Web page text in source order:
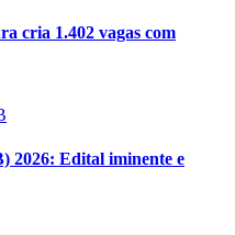
cria 1.402 vagas com
2026: Edital iminente e